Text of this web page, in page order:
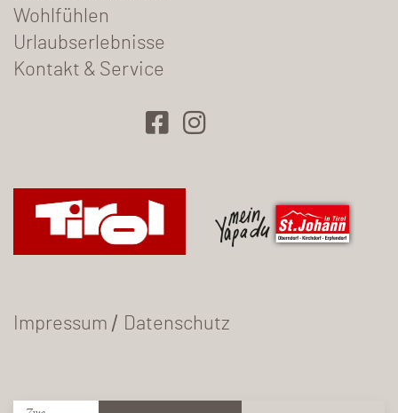
Wohlfühlen
Urlaubserlebnisse
Kontakt & Service
Impressum / Datenschutz